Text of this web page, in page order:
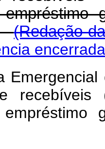
(Redação
encerrada
recebíveis